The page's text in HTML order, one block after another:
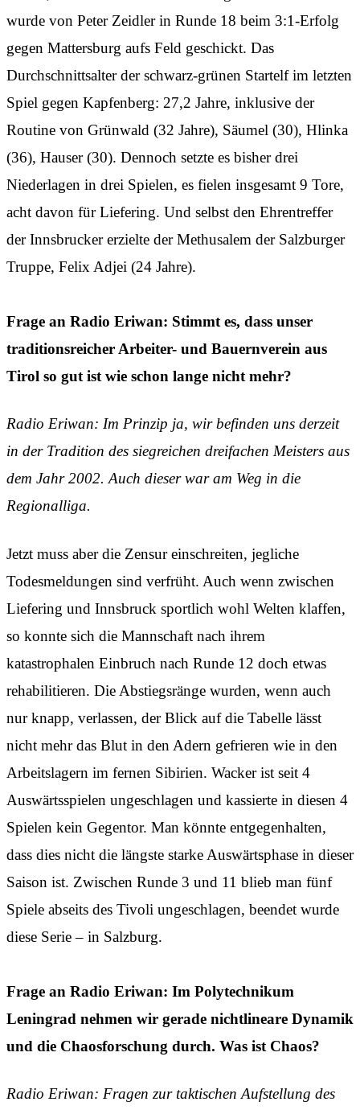
wurde von Peter Zeidler in Runde 18 beim 3:1-Erfolg
gegen Mattersburg aufs Feld geschickt. Das
Durchschnittsalter der schwarz-grünen Startelf im letzten
Spiel gegen Kapfenberg: 27,2 Jahre, inklusive der
Routine von Grünwald (32 Jahre), Säumel (30), Hlinka
(36), Hauser (30). Dennoch setzte es bisher drei
Niederlagen in drei Spielen, es fielen insgesamt 9 Tore,
acht davon für Liefering. Und selbst den Ehrentreffer
der Innsbrucker erzielte der Methusalem der Salzburger
Truppe, Felix Adjei (24 Jahre).
Frage an Radio Eriwan: Stimmt es, dass unser
traditionsreicher Arbeiter- und Bauernverein aus
Tirol so gut ist wie schon lange nicht mehr?
Radio Eriwan: Im Prinzip ja, wir befinden uns derzeit
in der Tradition des siegreichen dreifachen Meisters aus
dem Jahr 2002. Auch dieser war am Weg in die
Regionalliga.
Jetzt muss aber die Zensur einschreiten, jegliche
Todesmeldungen sind verfrüht. Auch wenn zwischen
Liefering und Innsbruck sportlich wohl Welten klaffen,
so konnte sich die Mannschaft nach ihrem
katastrophalen Einbruch nach Runde 12 doch etwas
rehabilitieren. Die Abstiegsränge wurden, wenn auch
nur knapp, verlassen, der Blick auf die Tabelle lässt
nicht mehr das Blut in den Adern gefrieren wie in den
Arbeitslagern im fernen Sibirien. Wacker ist seit 4
Auswärtsspielen ungeschlagen und kassierte in diesen 4
Spielen kein Gegentor. Man könnte entgegenhalten,
dass dies nicht die längste starke Auswärtsphase in dieser
Saison ist. Zwischen Runde 3 und 11 blieb man fünf
Spiele abseits des Tivoli ungeschlagen, beendet wurde
diese Serie – in Salzburg.
Frage an Radio Eriwan: Im Polytechnikum
Leningrad nehmen wir gerade nichtlineare Dynamik
und die Chaosforschung durch. Was ist Chaos?
Radio Eriwan: Fragen zur taktischen Aufstellung des